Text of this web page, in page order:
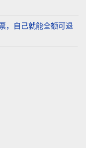
，自己就能全额可退